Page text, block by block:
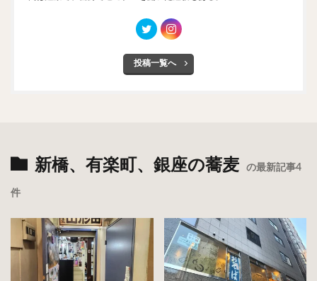
投稿一覧へ
新橋、有楽町、銀座の蕎麦 の最新記事4
件